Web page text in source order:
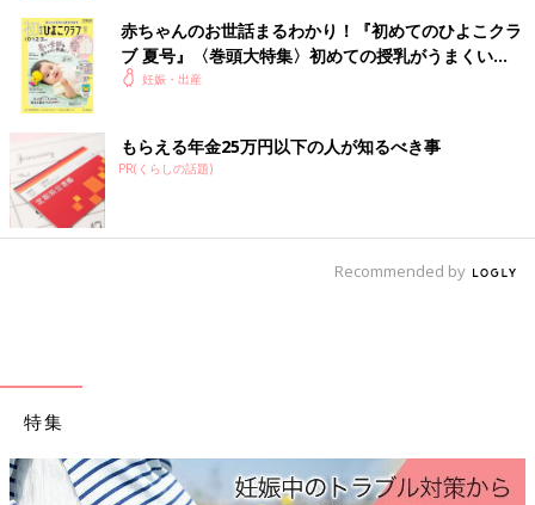
ないのに、心がザワザワ忙しい・・・。
をする余裕、全然ありませんでした。（笑）
出産前の私に伝えたいです。「前日から忙しいので、ゲームは必
要ありません。」と・・・。
赤ちゃんのお世話まるわかり！『初めてのひよこクラ
ブ 夏号』〈巻頭大特集〉初めての授乳がうまくい
く！ おっぱい・ミルクの基本と夏のトラブル 解決テ
妊娠・出産
もらえる年金25万円以下の人が知るべき事
PR(くらしの話題)
Recommended by
特集